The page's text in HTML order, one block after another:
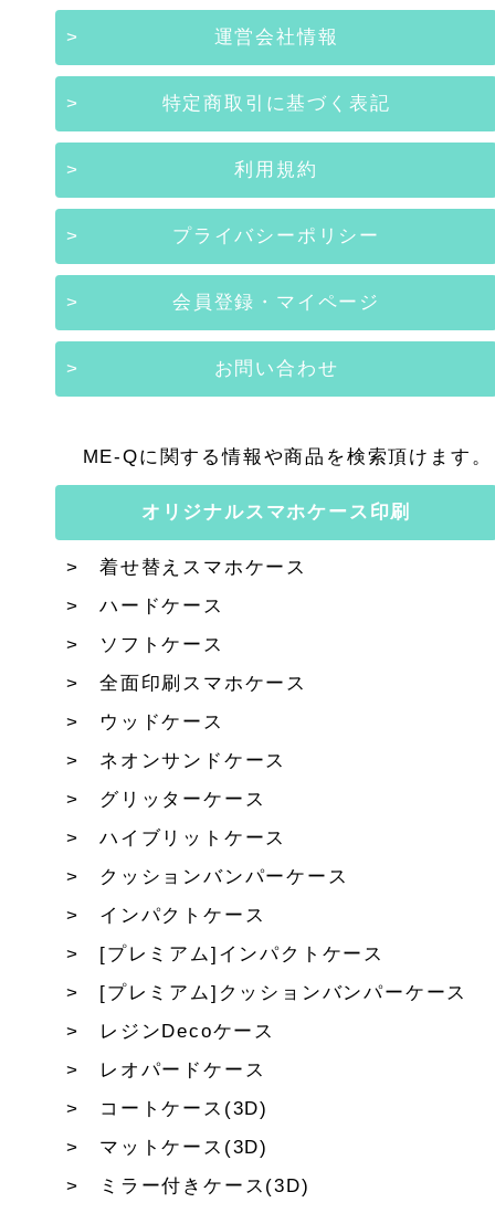
運営会社情報
特定商取引に基づく表記
利用規約
プライバシーポリシー
会員登録・マイページ
お問い合わせ
ME-Qに関する情報や商品を検索頂けます。
オリジナルスマホケース印刷
着せ替えスマホケース
ハードケース
ソフトケース
全面印刷スマホケース
ウッドケース
ネオンサンドケース
グリッターケース
ハイブリットケース
クッションバンパーケース
インパクトケース
[プレミアム]インパクトケース
[プレミアム]クッションバンパーケース
レジンDecoケース
レオパードケース
コートケース(3D)
マットケース(3D)
ミラー付きケース(3D)